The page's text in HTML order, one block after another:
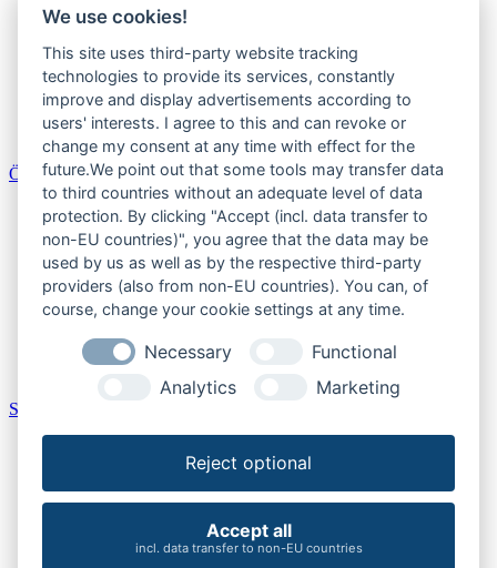
Nordrhein-Westfalen
Saarland
Sachsen
Sachsen-Anhalt
Schleswig-Holstein
Thüringen
Österreich
Burgenland
Kärnten
Niederösterreich
Oberösterreich
Salzburger Land
Steiermark
Vorarlberg
Schweiz
St. Gallen
We use cookies!
This site uses third-party website tracking
technologies to provide its services, constantly
improve and display advertisements according to
users' interests. I agree to this and can revoke or
change my consent at any time with effect for the
future.We point out that some tools may transfer data
to third countries without an adequate level of data
protection. By clicking "Accept (incl. data transfer to
non-EU countries)", you agree that the data may be
used by us as well as by the respective third-party
providers (also from non-EU countries). You can, of
course, change your cookie settings at any time.
Necessary
Functional
Analytics
Marketing
Reject optional
Accept all
incl. data transfer to non-EU countries